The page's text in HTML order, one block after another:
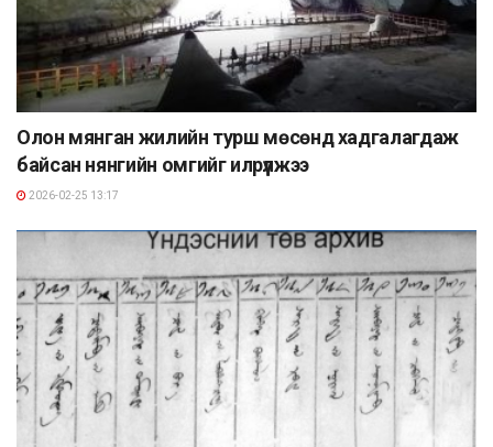
Олон мянган жилийн турш мөсөнд хадгалагдаж
байсан нянгийн омгийг илрүүлжээ
2026-02-25 13:17